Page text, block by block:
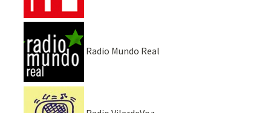
Radio Mundo Real